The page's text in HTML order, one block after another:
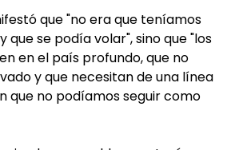
que "no era que teníamos
que se podía volar", sino que "los
en el país profundo, que no
y que necesitan de una línea
que no podíamos seguir como